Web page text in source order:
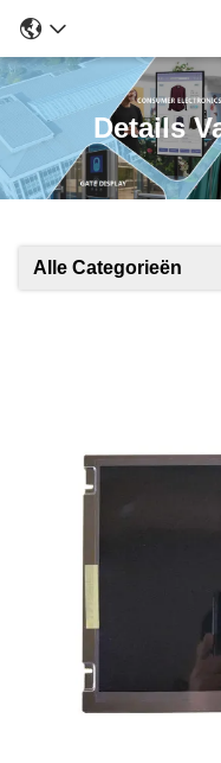
Details
Alle Categorieën